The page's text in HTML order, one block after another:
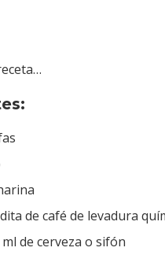
de café de levadura
ml de cerveza o sifón